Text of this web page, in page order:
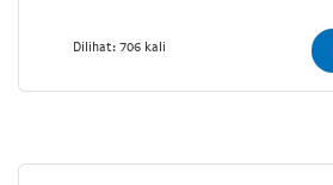
Dilihat: 706 kali